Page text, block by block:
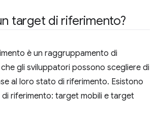
target di riferimento?
è un raggruppamento di
gli sviluppatori possono scegliere di
al loro stato di riferimento. Esistono
riferimento: target mobili e target